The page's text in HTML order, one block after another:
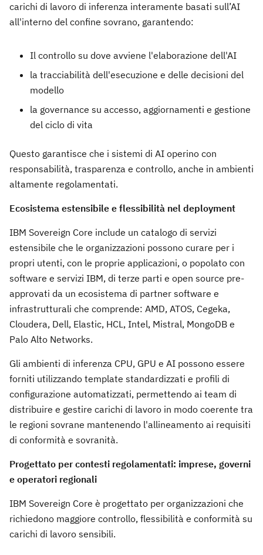
carichi di lavoro di inferenza interamente basati sull’AI
all'interno del confine sovrano, garantendo:
Il controllo su dove avviene l'elaborazione dell'AI
la tracciabilità dell'esecuzione e delle decisioni del
modello
la governance su accesso, aggiornamenti e gestione
del ciclo di vita
Questo garantisce che i sistemi di AI operino con
responsabilità, trasparenza e controllo, anche in ambienti
altamente regolamentati.
Ecosistema estensibile e flessibilità nel deployment
IBM Sovereign Core include un catalogo di servizi
estensibile che le organizzazioni possono curare per i
propri utenti, con le proprie applicazioni, o popolato con
software e servizi IBM, di terze parti e open source pre-
approvati da un ecosistema di partner software e
infrastrutturali che comprende: AMD, ATOS, Cegeka,
Cloudera, Dell, Elastic, HCL, Intel, Mistral, MongoDB e
Palo Alto Networks.
Gli ambienti di inferenza CPU, GPU e AI possono essere
forniti utilizzando template standardizzati e profili di
configurazione automatizzati, permettendo ai team di
distribuire e gestire carichi di lavoro in modo coerente tra
le regioni sovrane mantenendo l'allineamento ai requisiti
di conformità e sovranità.
Progettato per contesti regolamentati: imprese, governi
e operatori regionali
IBM Sovereign Core è progettato per organizzazioni che
richiedono maggiore controllo, flessibilità e conformità su
carichi di lavoro sensibili.